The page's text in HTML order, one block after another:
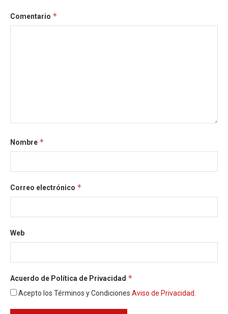
Comentario *
Nombre *
Correo electrónico *
Web
Acuerdo de Política de Privacidad *
Acepto los Términos y Condiciones Aviso de Privacidad.